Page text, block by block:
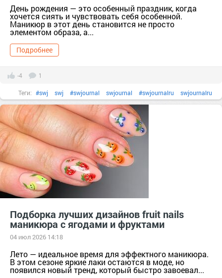
День рождения — это особенный праздник, когда
хочется сиять и чувствовать себя особенной.
Маникюр в этот день становится не просто
элементом образа, а...
Подробнее
-4 1
Теги: #swj swj #swjournal swjournal #swjournalru swjournalru
#бренд #гельлак гельлак #декоративнаякосметика
декоративнаякосметика #длинныеногти
#идеиманикюра #косметика #лакдляногтей
#маникюр маникюр #маникюромбре
ногти #подарок
тер. СНТ Косметика [13321] #уходзаногтями
#французскийманикюр французскийманикюр
Подборка лучших дизайнов fruit nails
маникюра с ягодами и фруктами
04 июл 2026 14:18
Лето — идеальное время для эффектного маникюра.
В этом сезоне яркие лаки остаются в моде, но
появился новый тренд, который быстро завоевал...